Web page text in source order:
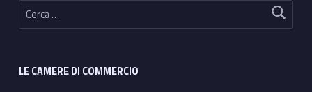
LE CAMERE DI COMMERCIO